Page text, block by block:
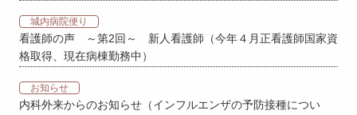
城内病院便り
看護師の声 ～第2回～ 新人看護師（今年４月正看護師国家資
格取得、現在病棟勤務中）
お知らせ
内科外来からのお知らせ（インフルエンザの予防接種につい